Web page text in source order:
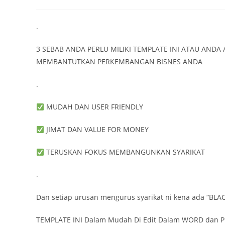
.
3 SEBAB ANDA PERLU MILIKI TEMPLATE INI ATAU
MEMBANTUTKAN PERKEMBANGAN BISNES ANDA
.
MUDAH DAN USER FRIENDLY
JIMAT DAN VALUE FOR MONEY
TERUSKAN FOKUS MEMBANGUNKAN SYARIKAT
.
Dan setiap urusan mengurus syarikat ni kena ada
TEMPLATE INI Dalam Mudah Di Edit Dalam WORD dan